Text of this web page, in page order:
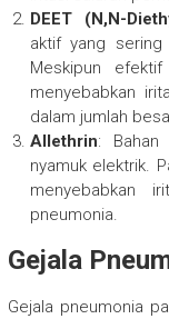
DEET (N,N-
aktif yang sering
Meskipun
menyebabkan
dalam jumlah
Allethrin:
nyamuk elektrik.
menyebabkan
pneumonia.
Gejala
Gejala pneumonia